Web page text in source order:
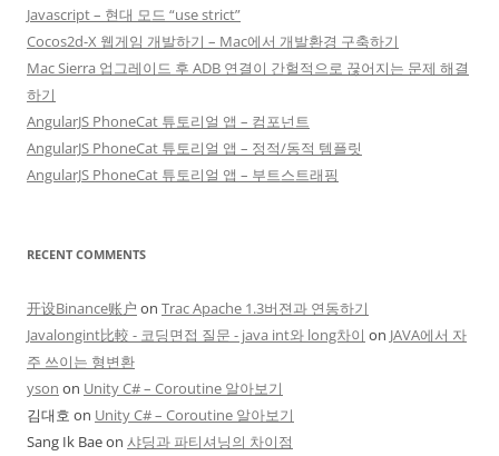
Javascript – 현대 모드 “use strict”
Cocos2d-X 웹게임 개발하기 – Mac에서 개발환경 구축하기
Mac Sierra 업그레이드 후 ADB 연결이 간헐적으로 끊어지는 문제 해결
하기
AngularJS PhoneCat 튜토리얼 앱 – 컴포넌트
AngularJS PhoneCat 튜토리얼 앱 – 정적/동적 템플릿
AngularJS PhoneCat 튜토리얼 앱 – 부트스트래핑
RECENT COMMENTS
开设Binance账户 on Trac Apache 1.3버젼과 연동하기
Javalongint比較 - 코딩면접 질문 - java int와 long차이 on JAVA에서 자
주 쓰이는 형변환
yson on Unity C# – Coroutine 알아보기
김대호 on Unity C# – Coroutine 알아보기
Sang Ik Baeon 샤딩과 파티셔닝의 차이점